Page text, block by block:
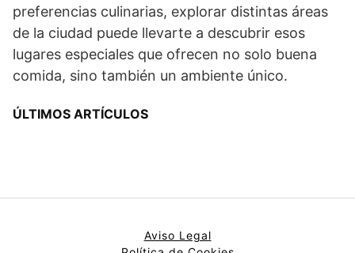
preferencias culinarias, explorar distintas áreas
de la ciudad puede llevarte a descubrir esos
lugares especiales que ofrecen no solo buena
comida, sino también un ambiente único.
ÚLTIMOS ARTÍCULOS
Aviso Legal